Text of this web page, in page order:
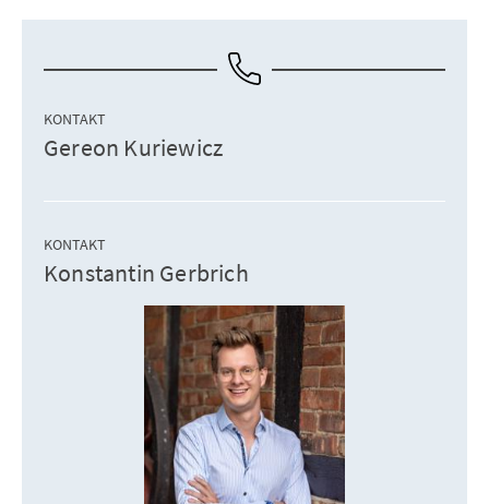
KONTAKT
Gereon Kuriewicz
KONTAKT
Konstantin Gerbrich